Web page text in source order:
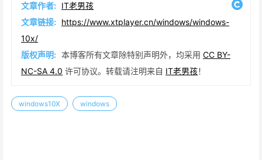
文章作者: IT老男孩
文章链接: https://www.xtplayer.cn/windows/windows-
10x/
版权声明: 本博客所有文章除特别声明外，均采用 CC BY-
NC-SA 4.0 许可协议。转载请注明来自 IT老男孩！
windows10X windows